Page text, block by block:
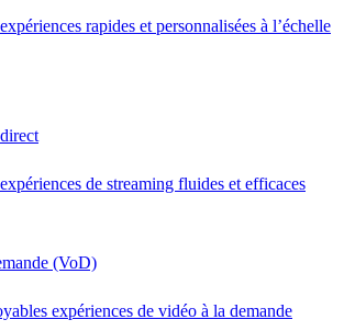
rapides et personnalisées à l’échelle
de streaming fluides et efficaces
(VoD)
expériences de vidéo à la demande